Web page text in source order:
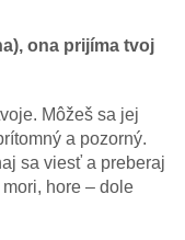
ona prijíma tvoj
Môžeš sa jej
a pozorný.
sa viesť a preberaj
hore – dole